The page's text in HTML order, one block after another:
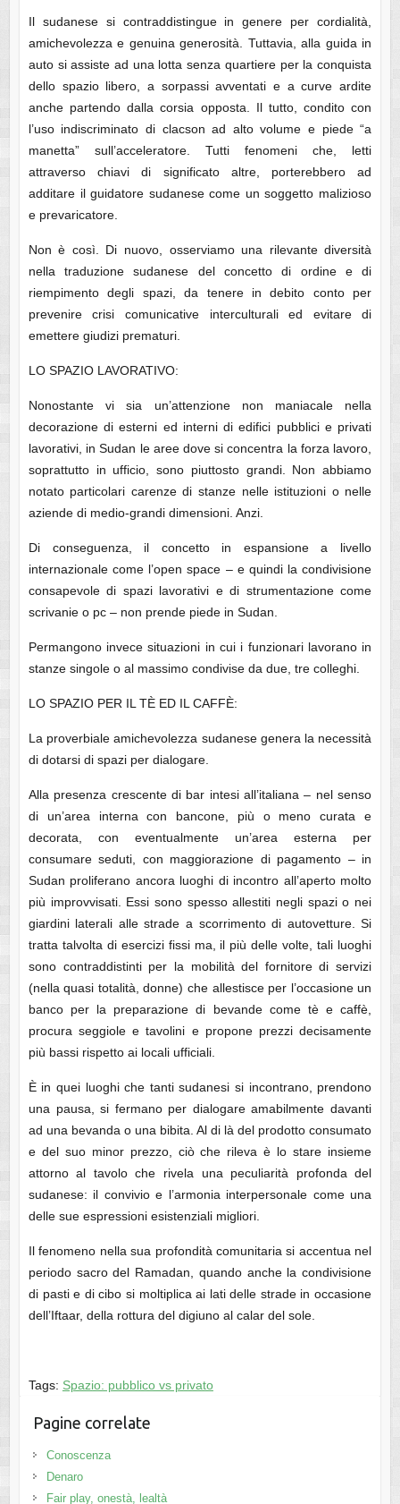
Il sudanese si contraddistingue in genere per cordialità,
amichevolezza e genuina generosità. Tuttavia, alla guida in
auto si assiste ad una lotta senza quartiere per la conquista
dello spazio libero, a sorpassi avventati e a curve ardite
anche partendo dalla corsia opposta. Il tutto, condito con
l’uso indiscriminato di clacson ad alto volume e piede “a
manetta” sull’acceleratore. Tutti fenomeni che, letti
attraverso chiavi di significato altre, porterebbero ad
additare il guidatore sudanese come un soggetto malizioso
e prevaricatore.
Non è così. Di nuovo, osserviamo una rilevante diversità
nella traduzione sudanese del concetto di ordine e di
riempimento degli spazi, da tenere in debito conto per
prevenire crisi comunicative interculturali ed evitare di
emettere giudizi prematuri.
LO SPAZIO LAVORATIVO:
Nonostante vi sia un’attenzione non maniacale nella
decorazione di esterni ed interni di edifici pubblici e privati
lavorativi, in Sudan le aree dove si concentra la forza lavoro,
soprattutto in ufficio, sono piuttosto grandi. Non abbiamo
notato particolari carenze di stanze nelle istituzioni o nelle
aziende di medio-grandi dimensioni. Anzi.
Di conseguenza, il concetto in espansione a livello
internazionale come l’open space – e quindi la condivisione
consapevole di spazi lavorativi e di strumentazione come
scrivanie o pc – non prende piede in Sudan.
Permangono invece situazioni in cui i funzionari lavorano in
stanze singole o al massimo condivise da due, tre colleghi.
LO SPAZIO PER IL TÈ ED IL CAFFÈ:
La proverbiale amichevolezza sudanese genera la necessità
di dotarsi di spazi per dialogare.
Alla presenza crescente di bar intesi all’italiana – nel senso
di un’area interna con bancone, più o meno curata e
decorata, con eventualmente un’area esterna per
consumare seduti, con maggiorazione di pagamento – in
Sudan proliferano ancora luoghi di incontro all’aperto molto
più improvvisati. Essi sono spesso allestiti negli spazi o nei
giardini laterali alle strade a scorrimento di autovetture. Si
tratta talvolta di esercizi fissi ma, il più delle volte, tali luoghi
sono contraddistinti per la mobilità del fornitore di servizi
(nella quasi totalità, donne) che allestisce per l’occasione un
banco per la preparazione di bevande come tè e caffè,
procura seggiole e tavolini e propone prezzi decisamente
più bassi rispetto ai locali ufficiali.
È in quei luoghi che tanti sudanesi si incontrano, prendono
una pausa, si fermano per dialogare amabilmente davanti
ad una bevanda o una bibita. Al di là del prodotto consumato
e del suo minor prezzo, ciò che rileva è lo stare insieme
attorno al tavolo che rivela una peculiarità profonda del
sudanese: il convivio e l’armonia interpersonale come una
delle sue espressioni esistenziali migliori.
Il fenomeno nella sua profondità comunitaria si accentua nel
periodo sacro del Ramadan, quando anche la condivisione
di pasti e di cibo si moltiplica ai lati delle strade in occasione
dell’Iftaar, della rottura del digiuno al calar del sole.
Tags: Spazio: pubblico vs privato
Pagine correlate
Conoscenza
Denaro
Fair play, onestà, lealtà